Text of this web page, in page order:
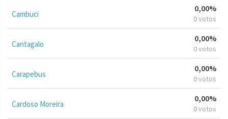
Cambuci
0,00%
0 votos
Cantagalo
0,00%
0 votos
Carapebus
0,00%
0 votos
Cardoso Moreira
0,00%
0 votos